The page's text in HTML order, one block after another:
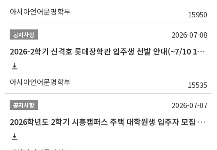
아시아언어문명학부 15950
공지사항
2026-2학기 신격호 롯데장학관 입주생 선발 안내(~7/10 10:00)
아시아언어문명학부 15535
2026-07-08
공지사항
2026학년도 2학기 시흥캠퍼스 주택 대학원생 입주자 모집 안내
2026-07-07